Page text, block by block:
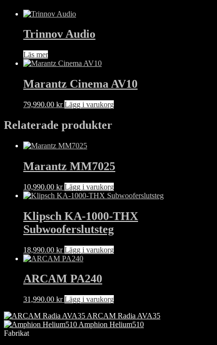
Trinnov Audio
Läs mer
Marantz Cinema AV10
79,990.00 kr Lägg i varukorg
Relaterade produkter
Marantz MM7025
10,990.00 kr Lägg i varukorg
Klipsch KA-1000-THX
Subwooferslutsteg
18,990.00 kr Lägg i varukorg
ARCAM PA240
31,990.00 kr Lägg i varukorg
ARCAM Radia AVA35
Amphion Helium510
Fabrikat